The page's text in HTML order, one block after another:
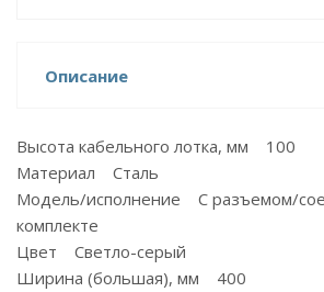
Описание
Высота кабельного лотка, мм 100
Материал Сталь
Модель/исполнение С разъемом/
комплекте
Цвет Светло-серый
Ширина (большая), мм 400